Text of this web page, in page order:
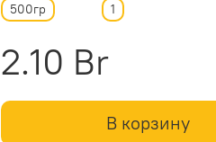
500гр 1
2.10 Br
В корзину